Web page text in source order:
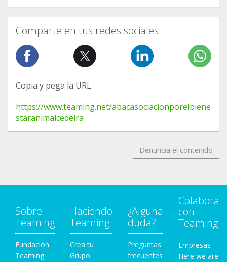
Comparte en tus redes sociales
Copia y pega la URL
https://www.teaming.net/abacasociacionporelbiene
staranimalcedeira
Denuncia el contenido
Sobre
Teaming
Fundación
Teaming
Haciendo
Teaming
Crea tu
Grupo
¿Alguna
duda?
Preguntas
frecuentes
Colabora
con
Teaming
Empresas
Here we are